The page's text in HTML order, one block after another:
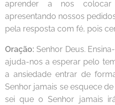
aprender a nos
apresentando nossos
pela resposta com fé, pois
Oração: Senhor Deus.
ajuda-nos a esperar pelo
a ansiedade entrar de
Senhor jamais se esquece
sei que o Senhor jamais